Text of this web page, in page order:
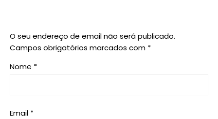
O seu endereço de email não será publicado.
Campos obrigatórios marcados com *
Nome *
Email *